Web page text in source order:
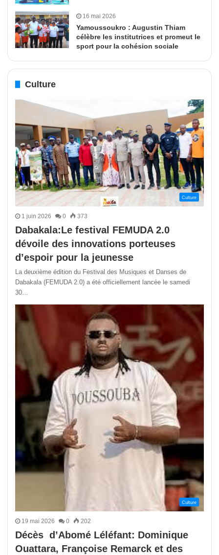
16 mai 2026
Yamoussoukro : Augustin Thiam
célèbre les institutrices et promeut le
sport pour la cohésion sociale
Culture
Culture
1 juin 2026 0 373
Dabakala:Le festival FEMUDA 2.0
dévoile des innovations porteuses
d’espoir pour la jeunesse
La deuxième édition du Festival des Musiques et Danses de
Dabakala (FEMUDA 2.0) a été officiellement lancée le samedi
30…
Culture
19 mai 2026 0 202
Décès d’Abomé Léléfant: Dominique
Ouattara, Françoise Remarck et des